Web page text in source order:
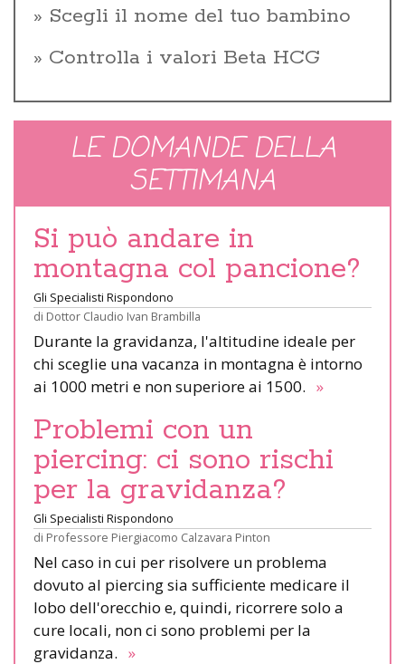
Scegli il nome del tuo bambino
Controlla i valori Beta HCG
LE DOMANDE DELLA
SETTIMANA
Si può andare in
montagna col pancione?
Gli Specialisti Rispondono
di Dottor Claudio Ivan Brambilla
Durante la gravidanza, l'altitudine ideale per
chi sceglie una vacanza in montagna è intorno
ai 1000 metri e non superiore ai 1500. »
Problemi con un
piercing: ci sono rischi
per la gravidanza?
Gli Specialisti Rispondono
di Professore Piergiacomo Calzavara Pinton
Nel caso in cui per risolvere un problema
dovuto al piercing sia sufficiente medicare il
lobo dell'orecchio e, quindi, ricorrere solo a
cure locali, non ci sono problemi per la
gravidanza. »